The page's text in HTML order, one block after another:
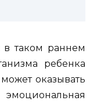
в таком раннем
ребенка
оказывать